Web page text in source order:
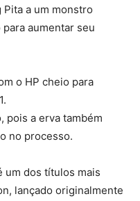
Pita a um monstro
aumentar seu
o HP cheio para
pois a erva também
no processo.
um dos títulos mais
lançado originalmente